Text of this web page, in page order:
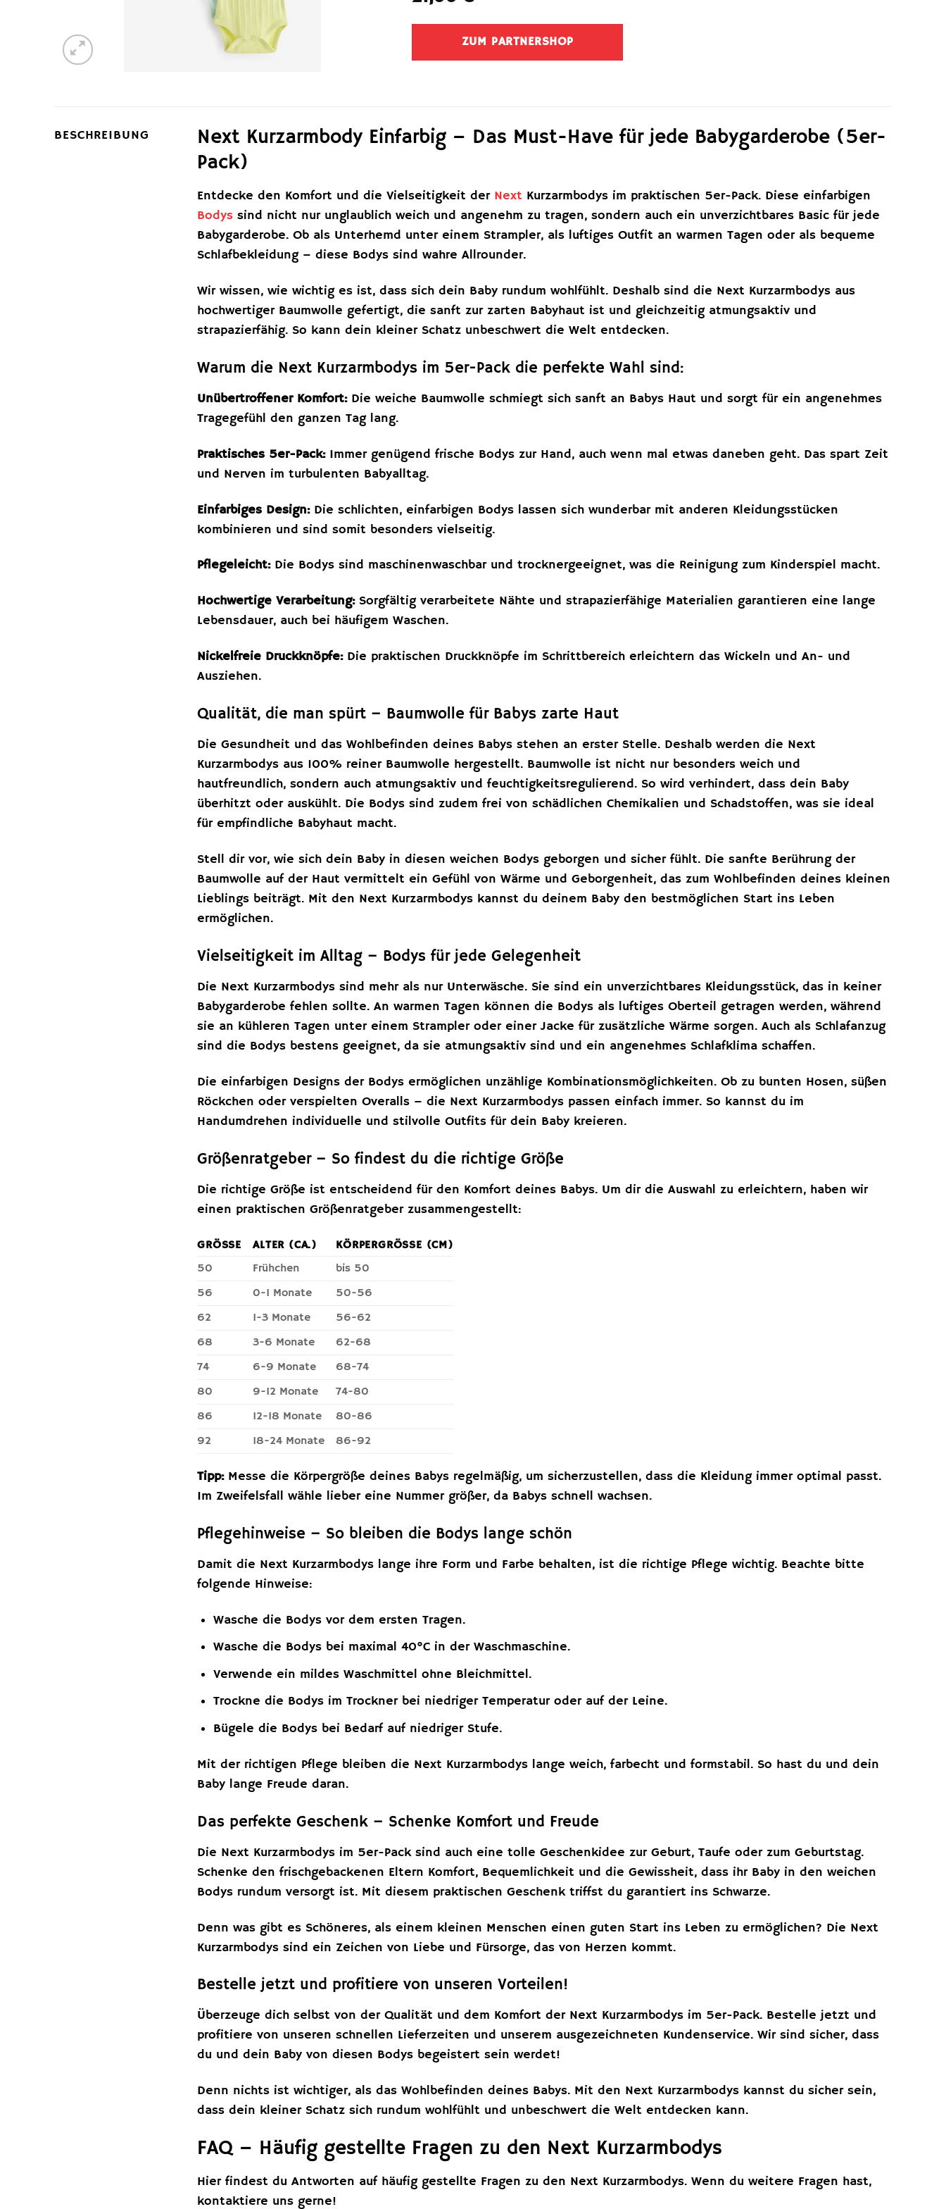
ZUM PARTNERSHOP
BESCHREIBUNG
Next Kurzarmbody Einfarbig – Das Must-Have für jede Babygarderobe (5er-
Pack)
Entdecke den Komfort und die Vielseitigkeit der Next Kurzarmbodys im praktischen 5er-Pack. Diese einfarbigen
Bodys sind nicht nur unglaublich weich und angenehm zu tragen, sondern auch ein unverzichtbares Basic für jede
Babygarderobe. Ob als Unterhemd unter einem Strampler, als luftiges Outfit an warmen Tagen oder als bequeme
Schlafbekleidung – diese Bodys sind wahre Allrounder.
Wir wissen, wie wichtig es ist, dass sich dein Baby rundum wohlfühlt. Deshalb sind die Next Kurzarmbodys aus
hochwertiger Baumwolle gefertigt, die sanft zur zarten Babyhaut ist und gleichzeitig atmungsaktiv und
strapazierfähig. So kann dein kleiner Schatz unbeschwert die Welt entdecken.
Warum die Next Kurzarmbodys im 5er-Pack die perfekte Wahl sind:
Unübertroffener Komfort:Die weiche Baumwolle schmiegt sich sanft an Babys Haut und sorgt für ein angenehmes
Tragegefühl den ganzen Tag lang.
Praktisches 5er-Pack:Immer genügend frische Bodys zur Hand, auch wenn mal etwas daneben geht. Das spart Zeit
und Nerven im turbulenten Babyalltag.
Einfarbiges Design:Die schlichten, einfarbigen Bodys lassen sich wunderbar mit anderen Kleidungsstücken
kombinieren und sind somit besonders vielseitig.
Pflegeleicht:Die Bodys sind maschinenwaschbar und trocknergeeignet, was die Reinigung zum Kinderspiel macht.
Hochwertige Verarbeitung:Sorgfältig verarbeitete Nähte und strapazierfähige Materialien garantieren eine lange
Lebensdauer, auch bei häufigem Waschen.
Nickelfreie Druckknöpfe:Die praktischen Druckknöpfe im Schrittbereich erleichtern das Wickeln und An- und
Ausziehen.
Qualität, die man spürt – Baumwolle für Babys zarte Haut
Die Gesundheit und das Wohlbefinden deines Babys stehen an erster Stelle. Deshalb werden die Next
Kurzarmbodys aus 100% reiner Baumwolle hergestellt. Baumwolle ist nicht nur besonders weich und
hautfreundlich, sondern auch atmungsaktiv und feuchtigkeitsregulierend. So wird verhindert, dass dein Baby
überhitzt oder auskühlt. Die Bodys sind zudem frei von schädlichen Chemikalien und Schadstoffen, was sie ideal
für empfindliche Babyhaut macht.
Stell dir vor, wie sich dein Baby in diesen weichen Bodys geborgen und sicher fühlt. Die sanfte Berührung der
Baumwolle auf der Haut vermittelt ein Gefühl von Wärme und Geborgenheit, das zum Wohlbefinden deines kleinen
Lieblings beiträgt. Mit den Next Kurzarmbodys kannst du deinem Baby den bestmöglichen Start ins Leben
ermöglichen.
Vielseitigkeit im Alltag – Bodys für jede Gelegenheit
Die Next Kurzarmbodys sind mehr als nur Unterwäsche. Sie sind ein unverzichtbares Kleidungsstück, das in keiner
Babygarderobe fehlen sollte. An warmen Tagen können die Bodys als luftiges Oberteil getragen werden, während
sie an kühleren Tagen unter einem Strampler oder einer Jacke für zusätzliche Wärme sorgen. Auch als Schlafanzug
sind die Bodys bestens geeignet, da sie atmungsaktiv sind und ein angenehmes Schlafklima schaffen.
Die einfarbigen Designs der Bodys ermöglichen unzählige Kombinationsmöglichkeiten. Ob zu bunten Hosen, süßen
Röckchen oder verspielten Overalls – die Next Kurzarmbodys passen einfach immer. So kannst du im
Handumdrehen individuelle und stilvolle Outfits für dein Baby kreieren.
Größenratgeber – So findest du die richtige Größe
Die richtige Größe ist entscheidend für den Komfort deines Babys. Um dir die Auswahl zu erleichtern, haben wir
einen praktischen Größenratgeber zusammengestellt:
GRÖSSE ALTER (CA.)
KÖRPERGRÖSSE (CM)
50
Frühchen
bis 50
56
0-1 Monate
50-56
62
1-3 Monate
56-62
68
3-6 Monate
62-68
74
6-9 Monate
68-74
80
9-12 Monate
74-80
86
12-18 Monate
80-86
92
18-24 Monate 86-92
Tipp:Messe die Körpergröße deines Babys regelmäßig, um sicherzustellen, dass die Kleidung immer optimal passt.
Im Zweifelsfall wähle lieber eine Nummer größer, da Babys schnell wachsen.
Pflegehinweise – So bleiben die Bodys lange schön
Damit die Next Kurzarmbodys lange ihre Form und Farbe behalten, ist die richtige Pflege wichtig. Beachte bitte
folgende Hinweise:
Wasche die Bodys vor dem ersten Tragen.
Wasche die Bodys bei maximal 40°C in der Waschmaschine.
Verwende ein mildes Waschmittel ohne Bleichmittel.
Trockne die Bodys im Trockner bei niedriger Temperatur oder auf der Leine.
Bügele die Bodys bei Bedarf auf niedriger Stufe.
Mit der richtigen Pflege bleiben die Next Kurzarmbodys lange weich, farbecht und formstabil. So hast du und dein
Baby lange Freude daran.
Das perfekte Geschenk – Schenke Komfort und Freude
Die Next Kurzarmbodys im 5er-Pack sind auch eine tolle Geschenkidee zur Geburt, Taufe oder zum Geburtstag.
Schenke den frischgebackenen Eltern Komfort, Bequemlichkeit und die Gewissheit, dass ihr Baby in den weichen
Bodys rundum versorgt ist. Mit diesem praktischen Geschenk triffst du garantiert ins Schwarze.
Denn was gibt es Schöneres, als einem kleinen Menschen einen guten Start ins Leben zu ermöglichen? Die Next
Kurzarmbodys sind ein Zeichen von Liebe und Fürsorge, das von Herzen kommt.
Bestelle jetzt und profitiere von unseren Vorteilen!
Überzeuge dich selbst von der Qualität und dem Komfort der Next Kurzarmbodys im 5er-Pack. Bestelle jetzt und
profitiere von unseren schnellen Lieferzeiten und unserem ausgezeichneten Kundenservice. Wir sind sicher, dass
du und dein Baby von diesen Bodys begeistert sein werdet!
Denn nichts ist wichtiger, als das Wohlbefinden deines Babys. Mit den Next Kurzarmbodys kannst du sicher sein,
dass dein kleiner Schatz sich rundum wohlfühlt und unbeschwert die Welt entdecken kann.
FAQ – Häufig gestellte Fragen zu den Next Kurzarmbodys
Hier findest du Antworten auf häufig gestellte Fragen zu den Next Kurzarmbodys. Wenn du weitere Fragen hast,
kontaktiere uns gerne!